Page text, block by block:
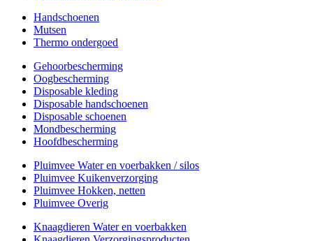
Handschoenen
Mutsen
Thermo ondergoed
Gehoorbescherming
Oogbescherming
Disposable kleding
Disposable handschoenen
Disposable schoenen
Mondbescherming
Hoofdbescherming
Pluimvee Water en voerbakken / silos
Pluimvee Kuikenverzorging
Pluimvee Hokken, netten
Pluimvee Overig
Knaagdieren Water en voerbakken